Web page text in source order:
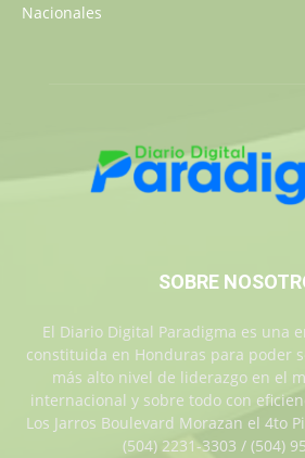
Nacionales
SOBRE
El Diario Digital Paradigma es una
constituida en Honduras para poder
más alto nivel de liderazgo en el
internacional y sobre todo con
Los Jarros Boulevard Morazan el 4to
(504) 2231-3303 / (504)